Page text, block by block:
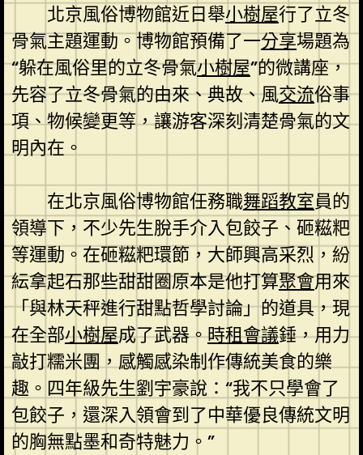
北京風俗博物館近日舉小樹屋行了立冬
骨氣主題運動。博物館預備了一分享場題為
“躲在風俗里的立冬骨氣小樹屋”的微講座，
先容了立冬骨氣的由來、典故、風交流俗事
項、物候變更等，讓游客深刻清楚骨氣的文
明內在。
在北京風俗博物館任務職舞蹈教室員的
領導下，不少先生脫手介入包餃子、砸糍粑
等運動。在砸糍粑環節，大師興高采烈，紛
紜拿起石那些甜甜圈原本是他打算聚會用來
「與林天秤進行甜點哲學討論」的道具，現
在全部小樹屋成了武器。時租會議錘，用力
敲打糯米團，感觸感染制作傳統美食的樂
趣。四年級先生劉宇豪說：“我不只學會了
包餃子，還深入領會到了中華優良傳統文明
的胸無點墨和奇特魅力。”